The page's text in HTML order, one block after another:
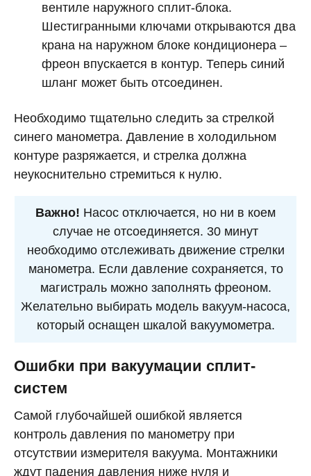
вентиле наружного сплит-блока.
Шестигранными ключами открываются два
крана на наружном блоке кондиционера –
фреон впускается в контур. Теперь синий
шланг может быть отсоединен.
Необходимо тщательно следить за стрелкой
синего манометра. Давление в холодильном
контуре разряжается, и стрелка должна
неукоснительно стремиться к нулю.
Важно! Насос отключается, но ни в коем
случае не отсоединяется. 30 минут
необходимо отслеживать движение стрелки
манометра. Если давление сохраняется, то
магистраль можно заполнять фреоном.
Желательно выбирать модель вакуум-насоса,
который оснащен шкалой вакуумометра.
Ошибки при вакуумации сплит-
систем
Самой глубочайшей ошибкой является
контроль давления по манометру при
отсутствии измерителя вакуума. Монтажники
ждут падения давления ниже нуля и